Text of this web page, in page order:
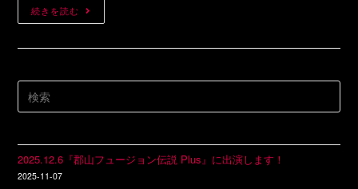
続きを読む
2025.12.6『郡山フュージョン伝説 Plus』に出演します！
2025-11-07